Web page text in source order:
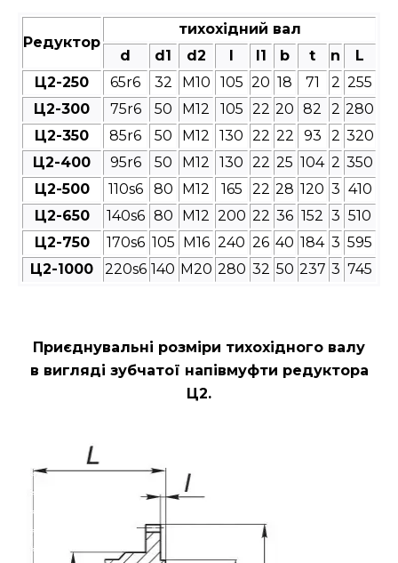
Редуктор
тихохідний вал
d
d1 d2 l1 b t n
L
Ц2-250
65r6 32 М10 105 20 18 71 2 255
Ц2-300
75r6 50 М12 105 22 20 82 2 280
Ц2-350
85r6 50 М12 130 22 22 93 2 320
Ц2-400
95r6 50 М12 130 22 25 104 2 350
Ц2-500
110s6 80 М12 165 22 28 120 3 410
Ц2-650
140s6 80 М12 200 22 36 152 3 510
Ц2-750
170s6 105 М16 240 26 40 184 3 595
Ц2-1000
220s6 140 М20 280 32 50 237 3 745
Приєднувальні розміри тихохідного валу
в вигляді зубчатої напівмуфти редуктора
Ц2.